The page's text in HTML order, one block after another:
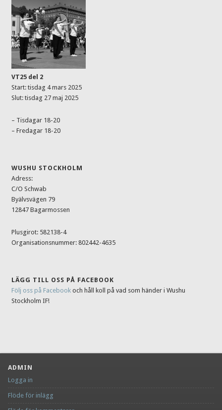
VT25 del 2
Start: tisdag 4 mars 2025
Slut: tisdag 27 maj 2025
– Tisdagar 18-20
– Fredagar 18-20
WUSHU STOCKHOLM
Adress:
C/O Schwab
Byälvsvägen 79
12847 Bagarmossen
Plusgirot: 582138-4
Organisationsnummer: 802442-4635
LÄGG TILL OSS PÅ FACEBOOK
Följ oss på Facebook och håll koll på vad som händer i Wushu
Stockholm IF!
ADMIN
Logga in
Flöde för inlägg